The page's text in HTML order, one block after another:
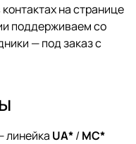
контактахнастранице
поддерживаем со
— под заказ с
линейка UA*/ MC*